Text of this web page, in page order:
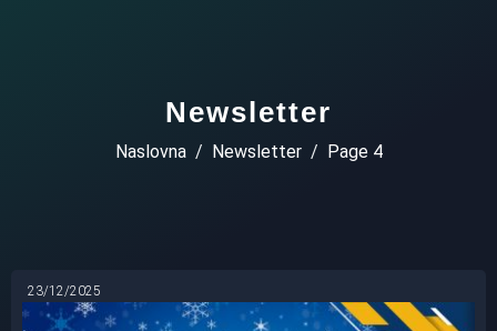
Newsletter
Naslovna Newsletter Page 4
23/12/2025